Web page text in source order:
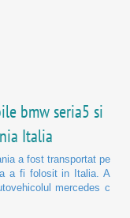
bmw seria5 si
Italia
a fost transportat pe
a fi folosit in Italia. A
mercedes c